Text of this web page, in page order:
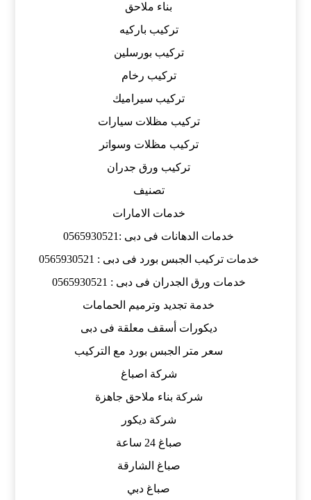
بناء ملاحق
تركيب باركيه
تركيب بورسلين
تركيب رخام
تركيب سيراميك
تركيب مظلات سيارات
تركيب مظلات وسواتر
تركيب ورق جدران
تصنيف
خدمات الامارات
خدمات الدهانات فى دبى :0565930521
خدمات تركيب الجبس بورد فى دبى : 0565930521
خدمات ورق الجدران فى دبى : 0565930521
خدمة تجديد وترميم الحمامات
ديكورات أسقف معلقة فى دبى
سعر متر الجبس بورد مع التركيب
شركة اصباغ
شركة بناء ملاحق جاهزة
شركة ديكور
صباغ 24 ساعة
صباغ الشارقة
صباغ دبي